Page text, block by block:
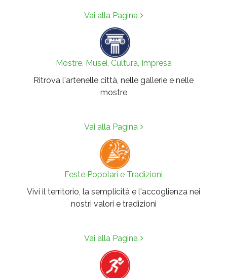
Vai alla Pagina
Mostre, Musei, Cultura, Impresa
Ritrova l'artenelle città, nelle gallerie e nelle
mostre
Vai alla Pagina
Feste Popolari e Tradizioni
Vivi il territorio, la semplicità e l'accoglienza nei
nostri valori e tradizioni
Vai alla Pagina